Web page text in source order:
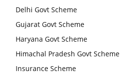
Delhi Govt Scheme
Gujarat Govt Scheme
Haryana Govt Scheme
Himachal Pradesh Govt Scheme
Insurance Scheme